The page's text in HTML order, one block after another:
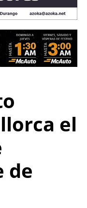
el
de